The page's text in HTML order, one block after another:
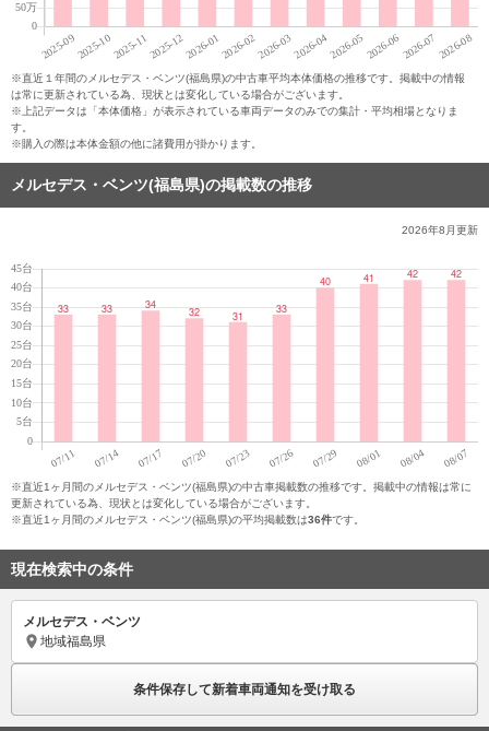
※直近１年間のメルセデス・ベンツ(福島県)の中古車平均本体価格の推移です。掲載中の情報
は常に更新されている為、現状とは変化している場合がございます。
※上記データは「本体価格」が表示されている車両データのみでの集計・平均相場となりま
す。
※購入の際は本体金額の他に諸費用が掛かります。
メルセデス・ベンツ(福島県)の掲載数の推移
2026年8月更新
※直近1ヶ月間のメルセデス・ベンツ(福島県)の中古車掲載数の推移です。掲載中の情報は常に
更新されている為、現状とは変化している場合がございます。
※直近1ヶ月間のメルセデス・ベンツ(福島県)の平均掲載数は36件です。
現在検索中の条件
メルセデス・ベンツ
地域福島県
条件保存して新着車両通知を受け取る